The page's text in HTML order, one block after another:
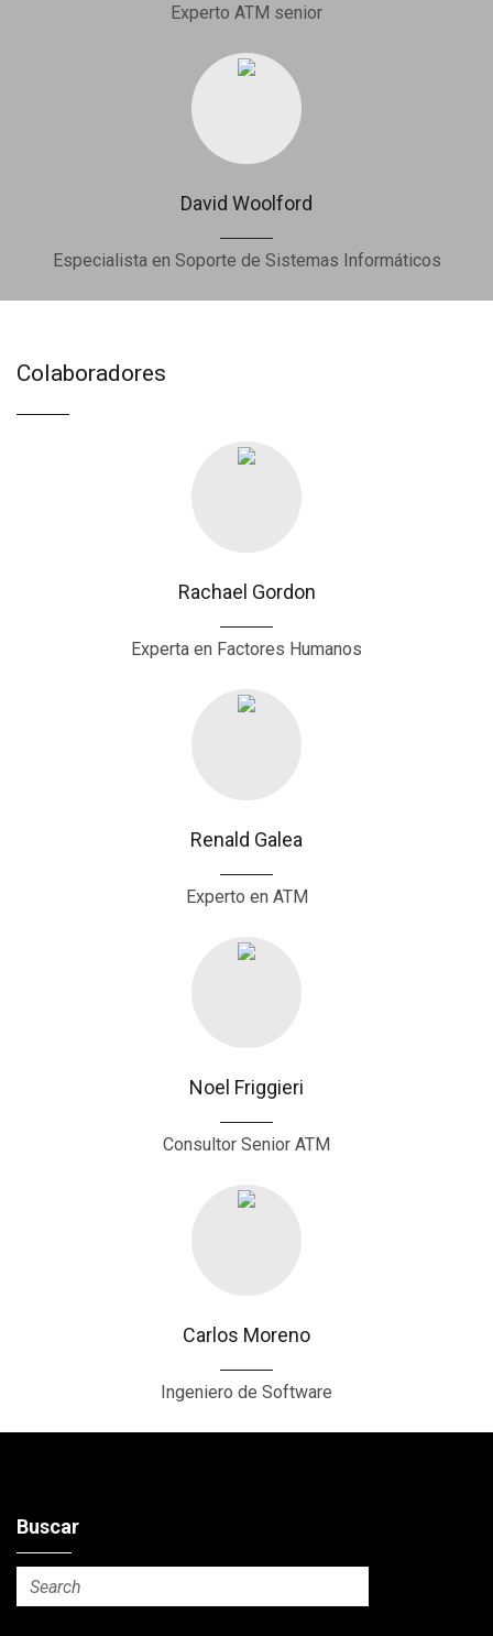
Experto ATM senior
David Woolford
Especialista en Soporte de Sistemas Informáticos
Colaboradores
Rachael Gordon
Experta en Factores Humanos
Renald Galea
Experto en ATM
Noel Friggieri
Consultor Senior ATM
Carlos Moreno
Ingeniero de Software
Buscar